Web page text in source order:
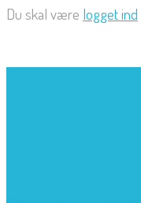
Du skal være logget ind